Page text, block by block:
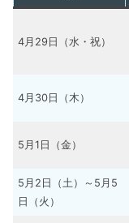
4月29日（水・祝）
4月30日（木）
5月1日（金）
5月2日（土）～5月5
日（火）